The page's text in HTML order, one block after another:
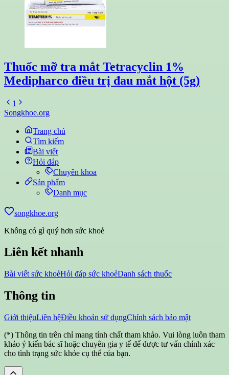
Thuốc mỡ tra mắt Tetracyclin 1%
Medipharco điều trị đau mắt hột (5g)
1
Songkhoe.org
Trang chủ
Tìm kiếm
Bài viết
Hỏi đáp
Chuyên khoa
Sản phẩm
Danh mục
songkhoe.org
Không có gì quý hơn sức khoẻ
Liên kết nhanh
Bài viết sức khoẻHỏi đáp sức khoẻDanh sách thuốc
Thông tin
Giới thiệuLiên hệĐiều khoản sử dụngChính sách bảo mật
(*) Thông tin trên chỉ mang tính chất tham khảo. Vui lòng luôn tham
khảo ý kiến bác sĩ hoặc chuyên gia y tế để được tư vấn chính xác
cho tình trạng sức khỏe cụ thể của bạn.